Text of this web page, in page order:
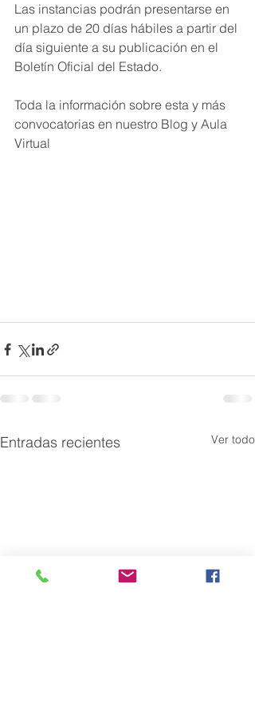
Las instancias podrán presentarse en
un plazo de 20 días hábiles a partir del
día siguiente a su publicación en el
Boletín Oficial del Estado.
Toda la información sobre esta y más
convocatorias en nuestro Blog y Aula
Virtual
Entradas recientes Ver todo